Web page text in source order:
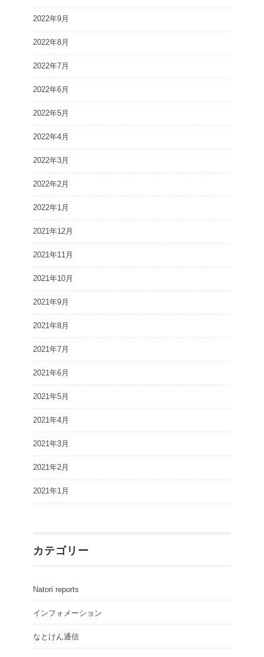
2022年9月
2022年8月
2022年7月
2022年6月
2022年5月
2022年4月
2022年3月
2022年2月
2022年1月
2021年12月
2021年11月
2021年10月
2021年9月
2021年8月
2021年7月
2021年6月
2021年5月
2021年4月
2021年3月
2021年2月
2021年1月
カテゴリー
Natori reports
インフォメーション
なとけん通信